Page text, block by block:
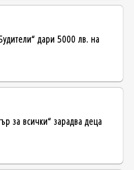
дари 5000 лв. на
за всички“ зарадва деца